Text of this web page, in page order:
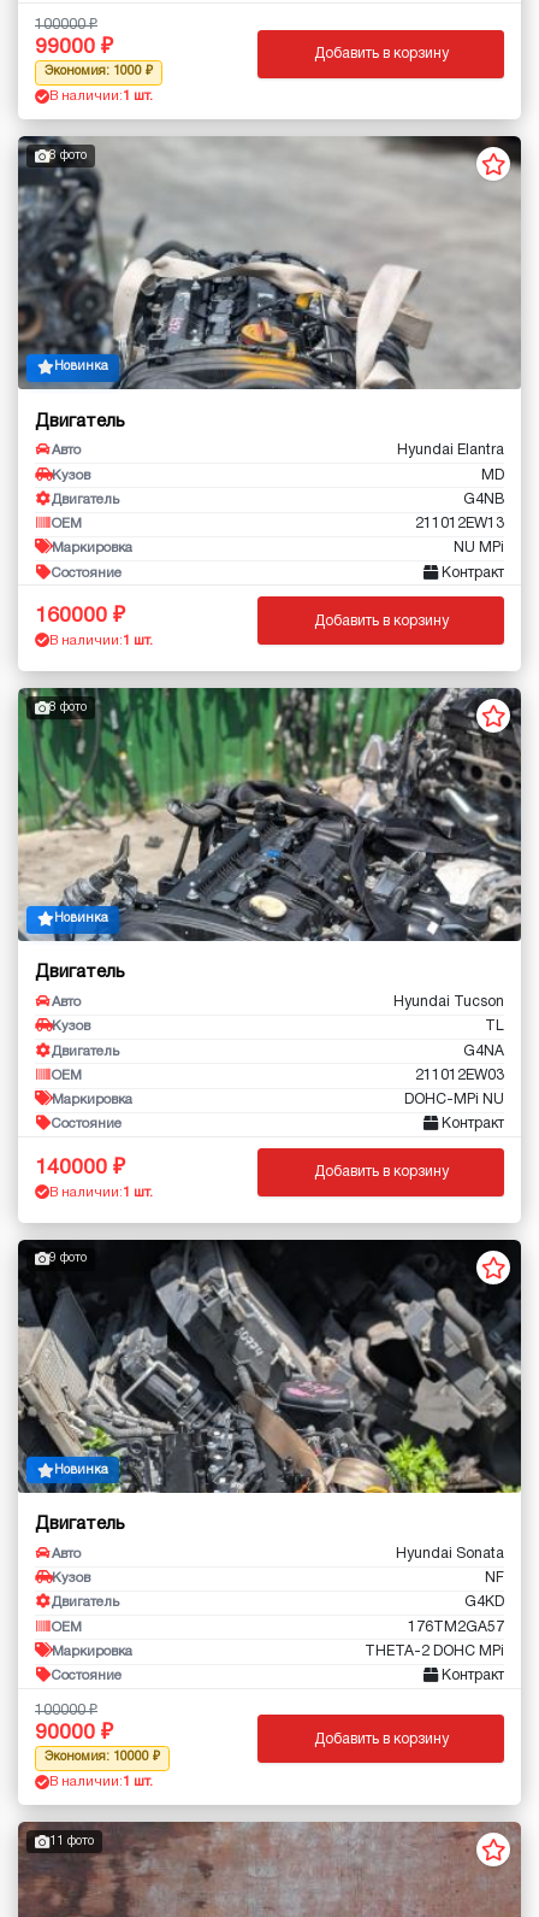
100000
99000
Экономия: 1000
В наличии: 1 шт.
Добавить в корзину
8 фото
Новинка
Двигатель
Авто Hyundai Elantra
Кузов MD
Двигатель G4NB
OEM 211012EW13
Маркировка NU MPi
Состояние Контракт
160000
В наличии: 1 шт.
Добавить в корзину
8 фото
Новинка
Двигатель
Авто Hyundai Tucson
Кузов TL
Двигатель G4NA
OEM 211012EW03
Маркировка DOHC-MPi NU
Состояние Контракт
140000
В наличии: 1 шт.
Добавить в корзину
9 фото
Новинка
Двигатель
Авто Hyundai Sonata
Кузов NF
Двигатель G4KD
OEM 176TM2GA57
Маркировка THETA-2 DOHC MPi
Состояние Контракт
100000
90000
Экономия: 10000
В наличии: 1 шт.
Добавить в корзину
11 фото